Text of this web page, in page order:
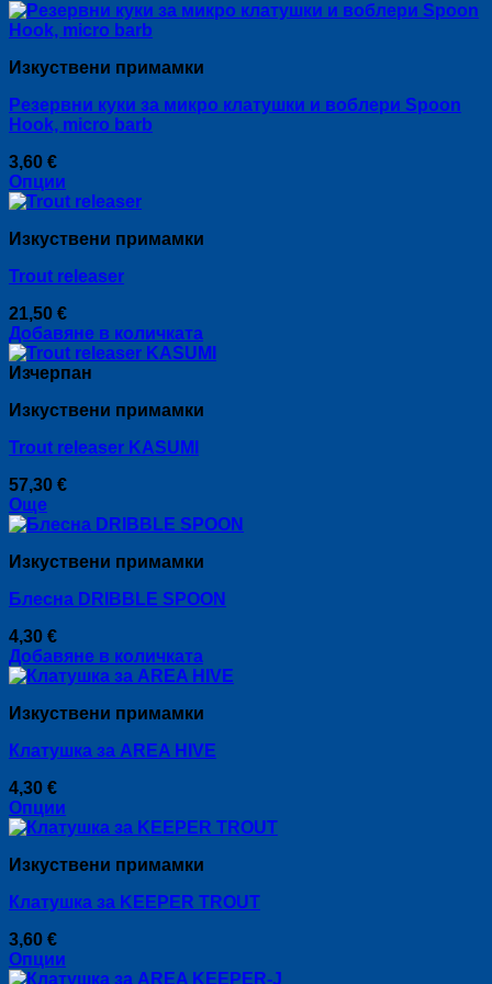
on
the
page
This
product
multiple
The
options
be
chosen
on
product
page
Изкуствени примамки
Резервни куки за микро клатушки и воблери Spoon
Hook, micro barb
3,60 €
Опции
This
has
variants.
options
may
be
chosen
the
product
page
Изкуствени примамки
Trout releaser
21,50 €
Добавяне в количката
Изчерпан
Изкуствени примамки
Trout releaser KASUMI
57,30 €
Още
Изкуствени примамки
Блесна DRIBBLE SPOON
4,30 €
Добавяне в количката
Изкуствени примамки
Клатушка за AREA HIVE
4,30 €
Опции
This
has
variants.
options
may
Изкуствени примамки
Клатушка за KEEPER TROUT
3,60 €
Опции
This